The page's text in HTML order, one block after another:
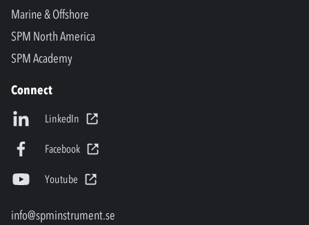
Marine & Offshore
SPM North America
SPM Academy
Connect
LinkedIn
Facebook
Youtube
info@spminstrument.se